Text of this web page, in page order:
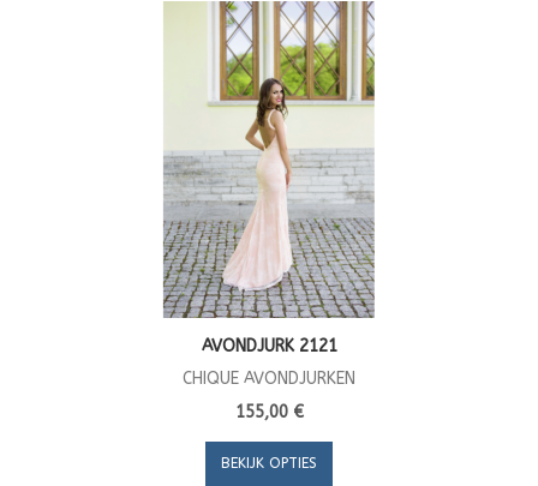
AVONDJURK 2121
CHIQUE AVONDJURKEN
155,00 €
BEKIJK OPTIES